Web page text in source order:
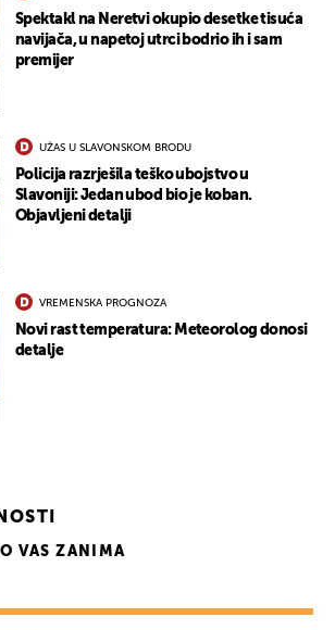
Spektakl na Neretvi okupio desetke tisuća
navijača, u napetoj utrci bodrio ih i sam
premijer
UŽAS U SLAVONSKOM BRODU
Policija razrješila teško ubojstvo u
Slavoniji: Jedan ubod bio je koban.
Objavljeni detalji
VREMENSKA PROGNOZA
Novi rast temperatura: Meteorolog donosi
detalje
VAS ZANIMA